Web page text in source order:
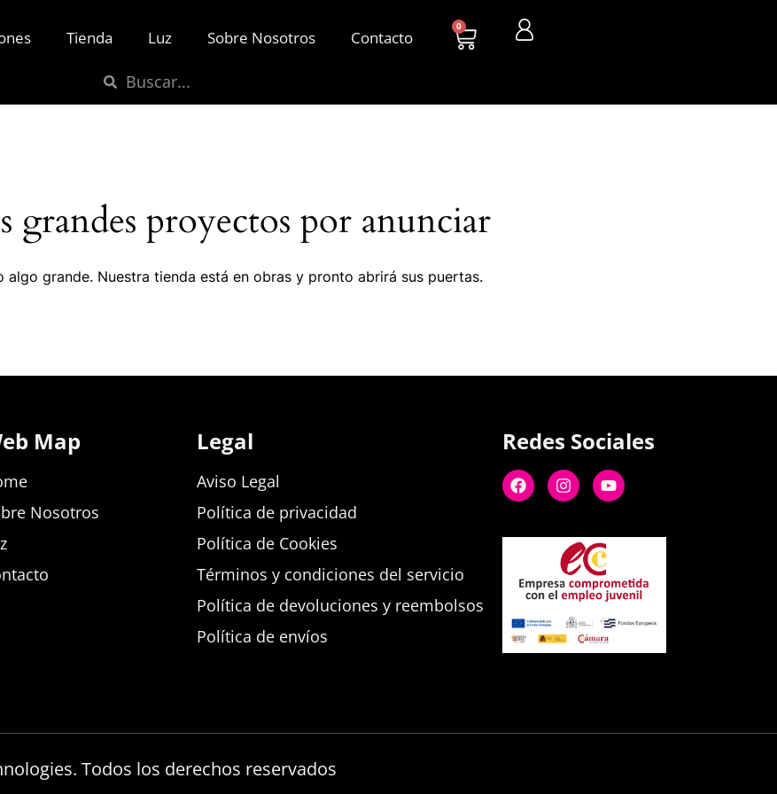
Tienda Luz Sobre Nosotros Contacto
0
grandes proyectos por anunciar
algo grande. Nuestra tienda está en obras y pronto abrirá sus puertas.
Map
Nosotros
Legal
Aviso Legal
Política de privacidad
Política de Cookies
Términos y condiciones del servicio
Política de devoluciones y reembolsos
Política de envíos
Redes Sociales
Todos los derechos reservados